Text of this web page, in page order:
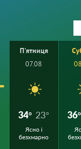
П'ятниця
07.08
34° 23°
Ясно і
безхмарно
36°